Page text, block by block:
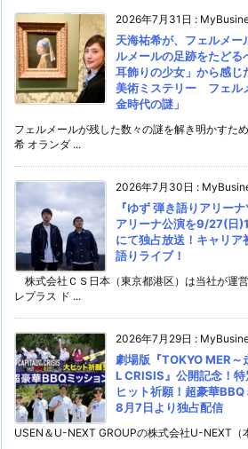
2026年7月31日 :
天海祐希が、フェルメ
ルメールの足跡をたど
耳飾りの少女」から感じ
美術ミステリー フェル
金時代の謎」
フェルメールが残した数々の謎を解き明かすた
希 オランダ ...
2026年7月30日 :
『ゆず 弾き語りアリー
アリーナ公演を9/27(日
にて独占放送！キャリア
語りライブ！
株式会社ＣＳ日本（東京都港区）は当社が運
レプラス ド ...
2026年7月29日 :
劇場版『TOKYO MER
L CRISIS』公開記念！
ヒット祈願！超豪華
8月7日より独占配信
USEN＆U-NEXT GROUPの株式会社U-NEXT（